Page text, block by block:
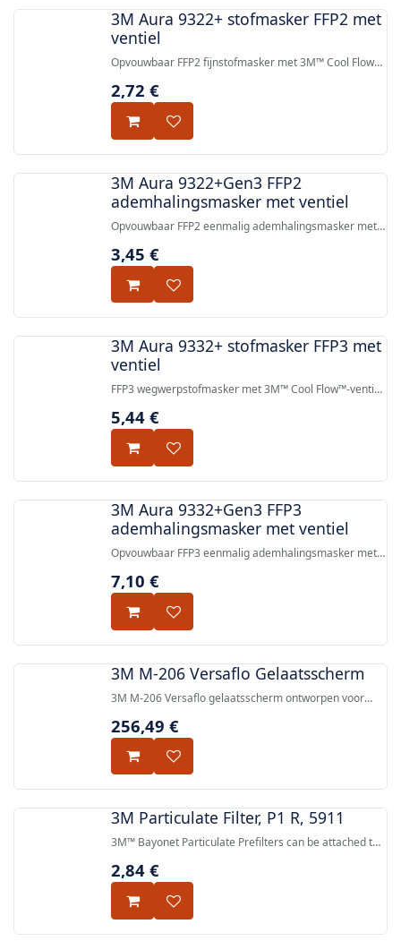
3M Aura 9322+ stofmasker FFP2 met
ventiel
Opvouwbaar FFP2 fijnstofmasker met 3M™ Cool Flow™
en 3-panelenontwerp voor een betere pasvorm en
149:2001+A1:2009 FFP2 NR.
2,72 €
3M Aura 9322+Gen3 FFP2
ademhalingsmasker met ventiel
Opvouwbaar FFP2 eenmalig ademhalingsmasker met
comfortabel ademen en betrouwbare
3,45 €
3M Aura 9332+ stofmasker FFP3 met
ventiel
FFP3 wegwerpstofmasker met 3M™ Cool Flow™-ventiel,
stevige en comfortabele pasvorm. Voldoet aan EN
149:2001 + A1:2009.
5,44 €
3M Aura 9332+Gen3 FFP3
ademhalingsmasker met ventiel
Opvouwbaar FFP3 eenmalig ademhalingsmasker met
panelenontwerp en Advanced Electret filtermedia,
7,10 €
3M M-206 Versaflo Gelaatsscherm
3M M-206 Versaflo gelaatsscherm ontworpen voor
ademhalingssystemen en 3M™
toevoerademhalingsapparatuur, met verstelbare
binnenvoering en een deflector voor
luchtstroomregeling.
256,49 €
3M Particulate Filter, P1 R, 5911
3M™ Bayonet Particulate Prefilters can be attached to
provide particulate protection from certain solid and
Respirators. Use the 3M™ Filter Retainer 501 to attach
one filter to each gas/vapour filter.
2,84 €